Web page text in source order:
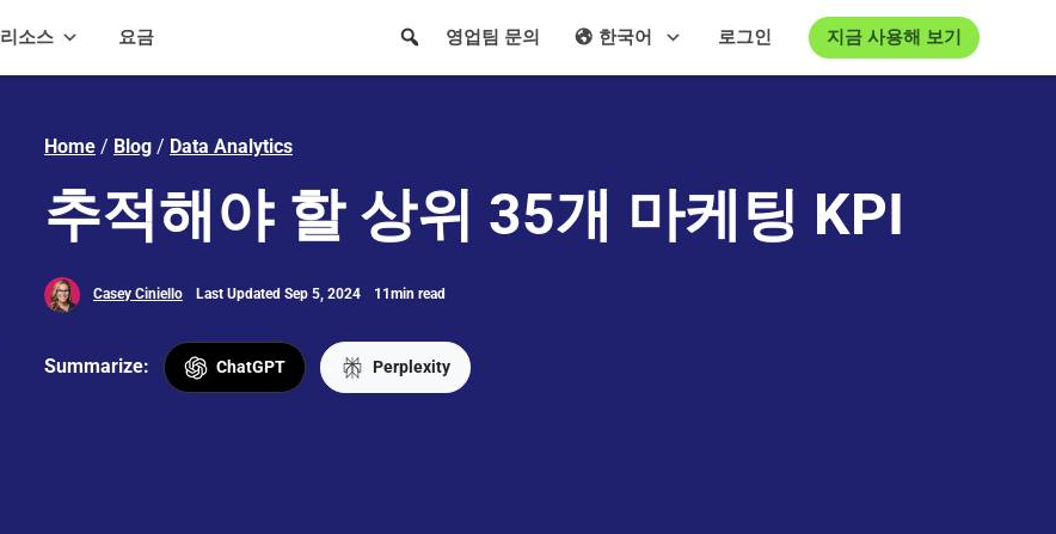
리소스 요금 지금 사용해 보기
로그인
한국어
영업팀 문의
Home / Blog / Data Analytics
추적해야 할 상위 35개 마케팅 KPI
Casey Ciniello Last Updated Sep 5, 2024 11min read
Summarize: ChatGPT Perplexity